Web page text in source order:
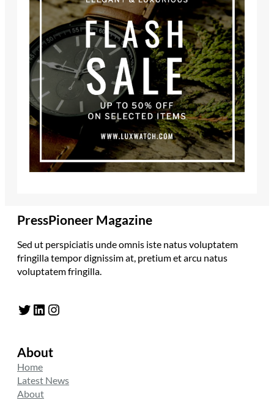
PressPioneer Magazine
Sed ut perspiciatis unde omnis iste natus voluptatem
fringilla tempor dignissim at, pretium et arcu natus
voluptatem fringilla.
Twitter LinkedIn Instagram
About
Home
Latest News
About